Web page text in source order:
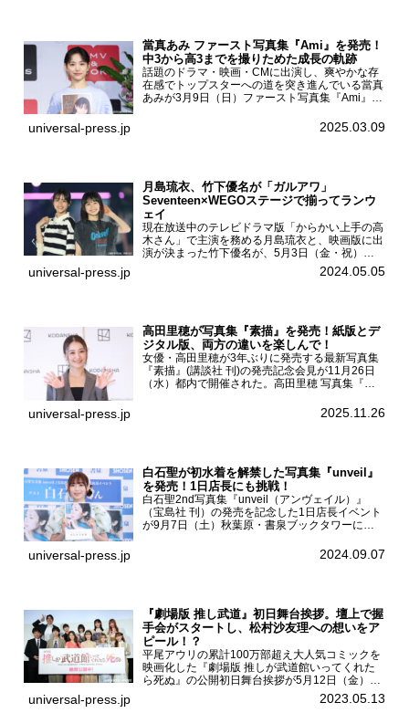
當真あみ ファースト写真集『Ami』を発売！
中3から高3までを撮りためた成長の軌跡
話題のドラマ・映画・CMに出演し、爽やかな存
在感でトップスターへの道を突き進んでいる當真
あみが3月9日（日）ファースト写真集『Ami』
BOOKS SHIBUYAで開催した。當真あみファース
universal-press.jp 2025.03.09
月島琉衣、竹下優名が「ガルアワ」
Seventeen×WEGOステージで揃ってランウ
ェイ
現在放送中のテレビドラマ版「からかい上手の高
木さん」で主演を務める月島琉衣と、映画版に出
演が決まった竹下優名が、5月3日（金・祝）東
京・国立代々木競技場第一体育館で開催されたフ
ァッション&音楽イベント『Rakuten GirlsAward
universal-press.jp 2024.05.05
高田里穂が写真集『素描』を発売！紙版とデ
ジタル版、両方の違いを楽しんで！
女優・高田里穂が3年ぶりに発売する最新写真集
『素描』(講談社 刊)の発売記念会見が11月26日
（水）都内で開催された。高田里穂 写真集『素
あなたです』(読売テレビ)に出演するなど女優と
universal-press.jp 2025.11.26
白石聖が初水着を解禁した写真集『unveil』
を発売！1日店長にも挑戦！
白石聖2nd写真集『unveil（アンヴェイル）』
（宝島社 刊）の発売を記念した1日店長イベント
が9月7日（土）秋葉原・書泉ブックタワーにて
を記念し1日店長イベントを開催した本写真集は
universal-press.jp 2024.09.07
『劇場版 推し武道』初日舞台挨拶。壇上で握
手会がスタートし、松村沙友理への想いをア
ピール！？
平尾アウリの累計100万部超え大人気コミックを
映画化した『劇場版 推しが武道館いってくれた
ら死ぬ』の公開初日舞台挨拶が5月12日（金）新
宿バルト9で開催され、出演者の松村沙友理、中
村里帆、MOMO(@onefive)、KANO(@onefi...
universal-press.jp 2023.05.13